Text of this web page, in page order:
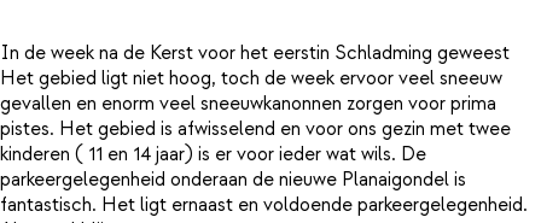
In de week na de Kerst voor het eerstin Schladming geweest
Het gebied ligt niet hoog, toch de week ervoor veel sneeuw
gevallen en enorm veel sneeuwkanonnen zorgen voor prima
pistes. Het gebied is afwisselend en voor ons gezin met twee
kinderen ( 11 en 14 jaar) is er voor ieder wat wils. De
parkeergelegenheid onderaan de nieuwe Planaigondel is
fantastisch. Het ligt ernaast en voldoende parkeergelegenheid.